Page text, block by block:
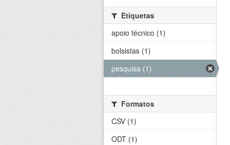
Etiquetas
apoio técnico (1)
bolsistas (1)
pesquisa (1)
Formatos
CSV (1)
ODT (1)